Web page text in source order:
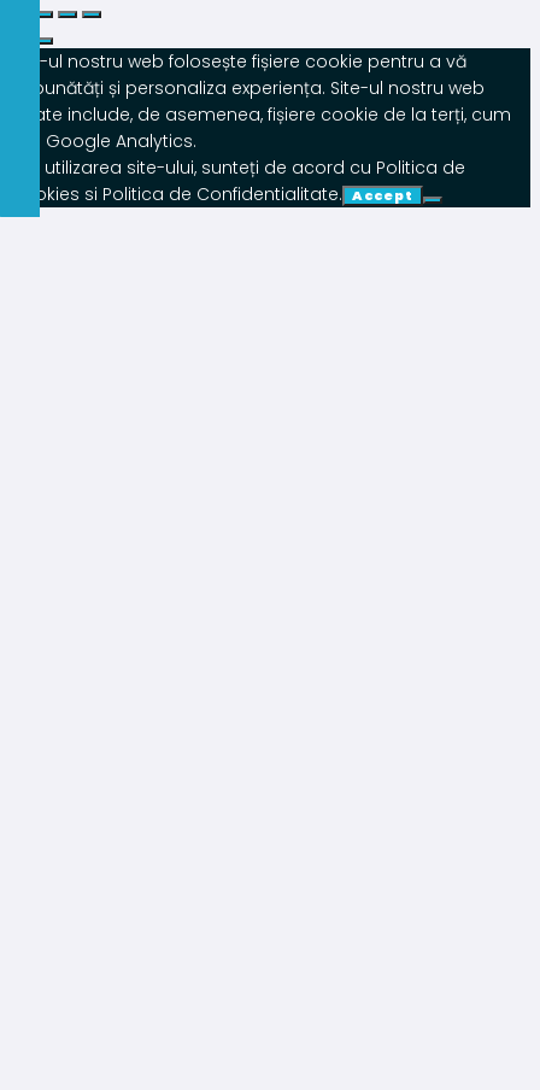
Site-ul nostru web folosește fișiere cookie pentru a vă
îmbunătăți și personaliza experiența. Site-ul nostru web
poate include, de asemenea, fișiere cookie de la terți, cum
ar fi Google Analytics.
Prin utilizarea site-ului, sunteți de acord cu Politica de
Cookies si Politica de Confidentialitate. Accept